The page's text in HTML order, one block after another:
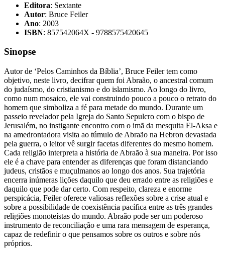
Editora: Sextante
Autor: Bruce Feiler
Ano: 2003
ISBN: 857542064X - 9788575420645
Sinopse
Autor de ‘Pelos Caminhos da Bíblia’, Bruce Feiler tem como
objetivo, neste livro, decifrar quem foi Abraão, o ancestral comum
do judaísmo, do cristianismo e do islamismo. Ao longo do livro,
como num mosaico, ele vai construindo pouco a pouco o retrato do
homem que simboliza a fé para metade do mundo. Durante um
passeio revelador pela Igreja do Santo Sepulcro com o bispo de
Jerusalém, no instigante encontro com o imã da mesquita El-Aksa e
na amedrontadora visita ao túmulo de Abraão na Hebron devastada
pela guerra, o leitor vê surgir facetas diferentes do mesmo homem.
Cada religião interpreta a história de Abraão à sua maneira. Por isso
ele é a chave para entender as diferenças que foram distanciando
judeus, cristãos e muçulmanos ao longo dos anos. Sua trajetória
encerra inúmeras lições daquilo que deu errado entre as religiões e
daquilo que pode dar certo. Com respeito, clareza e enorme
perspicácia, Feiler oferece valiosas reflexões sobre a crise atual e
sobre a possibilidade de coexistência pacífica entre as três grandes
religiões monoteístas do mundo. Abraão pode ser um poderoso
instrumento de reconciliação e uma rara mensagem de esperança,
capaz de redefinir o que pensamos sobre os outros e sobre nós
próprios.